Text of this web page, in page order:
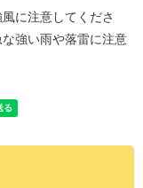
に注意してくださ
強い雨や落雷に注意